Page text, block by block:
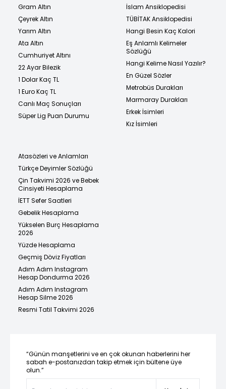
Gram Altın
Çeyrek Altın
Yarım Altın
Ata Altın
Cumhuriyet Altını
22 Ayar Bilezik
1 Dolar Kaç TL
1 Euro Kaç TL
Canlı Maç Sonuçları
Süper Lig Puan Durumu
İslam Ansiklopedisi
TÜBİTAK Ansiklopedisi
Hangi Besin Kaç Kalori
Eş Anlamlı Kelimeler
Sözlüğü
Hangi Kelime Nasıl Yazılır?
En Güzel Sözler
Metrobüs Durakları
Marmaray Durakları
Erkek İsimleri
Kız İsimleri
Atasözleri ve Anlamları
Türkçe Deyimler Sözlüğü
Çin Takvimi 2026 ve Bebek
Cinsiyeti Hesaplama
İETT Sefer Saatleri
Gebelik Hesaplama
Yükselen Burç Hesaplama
2026
Yüzde Hesaplama
Geçmiş Döviz Fiyatları
Adım Adım Instagram
Hesap Dondurma 2026
Adım Adım Instagram
Hesap Silme 2026
Resmi Tatil Takvimi 2026
“Günün manşetlerini ve en çok okunan haberlerini her
sabah e-postanızdan takip etmek için bültene üye
olun.”